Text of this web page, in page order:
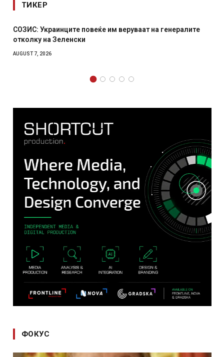
ТИКЕР
на генералите
Рачна бомба експлодира пред зграда
ФОКУС